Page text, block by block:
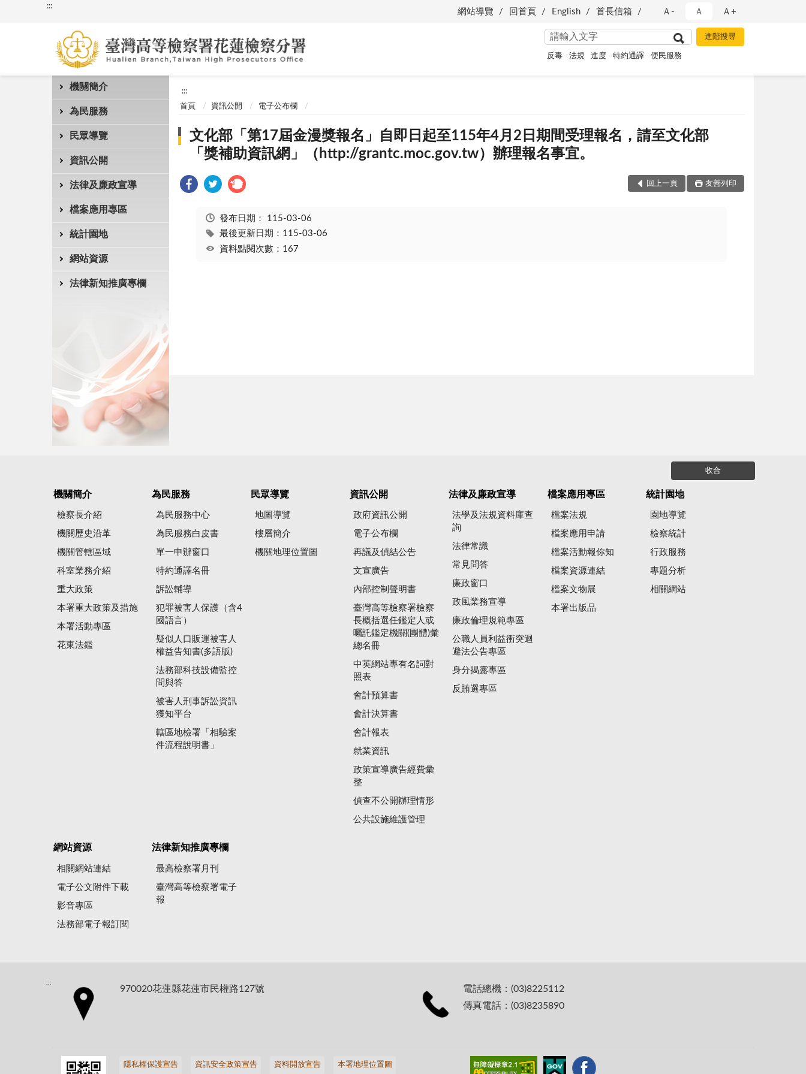
:::
網站導覽 回首頁 English 首長信箱 Ａ- Ａ Ａ+
反毒 法規 進度 特約通譯 便民服務
機關簡介
為民服務
民眾導覽
資訊公開
法律及廉政宣導
檔案應用專區
統計園地
網站資源
法律新知推廣專欄
:::
首頁 資訊公開 電子公布欄
文化部「第17屆金漫獎報名」自即日起至115年4月2日期間受理報名，請至文化部
「獎補助資訊網」（http://grantc.moc.gov.tw）辦理報名事宜。
回上一頁 友善列印
發布日期： 115-03-06
最後更新日期：115-03-06
資料點閱次數：167
收合
機關簡介
檢察長介紹
機關歷史沿革
機關管轄區域
科室業務介紹
重大政策
本署重大政策及措施
本署活動專區
花東法鑑
為民服務
為民服務中心
為民服務白皮書
單一申辦窗口
特約通譯名冊
訴訟輔導
犯罪被害人保護（含4
國語言）
疑似人口販運被害人
權益告知書(多語版)
法務部科技設備監控
問與答
被害人刑事訴訟資訊
獲知平台
轄區地檢署「相驗案
件流程說明書」
民眾導覽
地圖導覽
樓層簡介
機關地理位置圖
資訊公開
政府資訊公開
電子公布欄
再議及偵結公告
文宣廣告
內部控制聲明書
臺灣高等檢察署檢察
長概括選任鑑定人或
囑託鑑定機關(團體)彙
總名冊
中英網站專有名詞對
照表
會計預算書
會計決算書
會計報表
就業資訊
政策宣導廣告經費彙
整
偵查不公開辦理情形
公共設施維護管理
法律及廉政宣導
法學及法規資料庫查
詢
法律常識
常見問答
廉政窗口
政風業務宣導
廉政倫理規範專區
公職人員利益衝突迴
避法公告專區
身分揭露專區
反賄選專區
檔案應用專區
檔案法規
檔案應用申請
檔案活動報你知
檔案資源連結
檔案文物展
本署出版品
統計園地
園地導覽
檢察統計
行政服務
專題分析
相關網站
網站資源
相關網站連結
電子公文附件下載
影音專區
法務部電子報訂閱
法律新知推廣專欄
最高檢察署月刊
臺灣高等檢察署電子
報
:::
970020花蓮縣花蓮市民權路127號
電話總機：(03)8225112
傳真電話：(03)8235890
隱私權保護宣告 資訊安全政策宣告 資料開放宣告 本署地理位置圖